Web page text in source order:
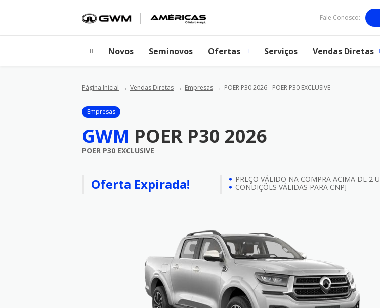
Fale Conosco:
Novos Seminovos Ofertas Serviços Vendas Diretas
Página Inicial Vendas Diretas Empresas POER P30 2026 - POER P30 EXCLUSIVE
Empresas
GWM POER P30 2026
POER P30 EXCLUSIVE
Oferta Expirada!
PREÇO VÁLIDO NA COMPRA ACIMA DE 2
CONDIÇÕES VÁLIDAS PARA CNPJ